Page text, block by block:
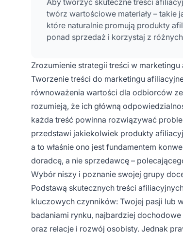
Aby tworzyć skuteczne treści
twórz wartościowe materiały – takie
które naturalnie promują produkty
ponad sprzedaż i korzystaj z
Zrozumienie strategii treści w
Tworzenie treści do marketingu
równoważenia wartości dla odbiorców
rozumieją, że ich główną
każda treść powinna rozwiązywać
przedstawi jakiekolwiek produkty
a to właśnie ono jest fundamentem
doradcę, a nie sprzedawcę –
Wybór niszy i poznanie swojej grupy
Podstawą skutecznych treści
kluczowych czynników: Twojej pasji lub
badaniami rynku, najbardziej
oraz relacje i rozwój osobisty. Jednak